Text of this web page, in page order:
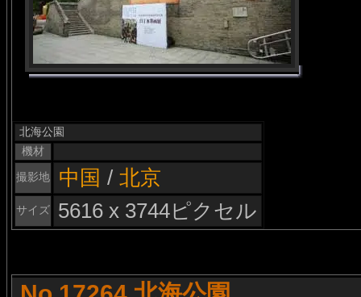
北海公園
機材
撮影地
中国 / 北京
サイズ 5616 x 3744ピクセル